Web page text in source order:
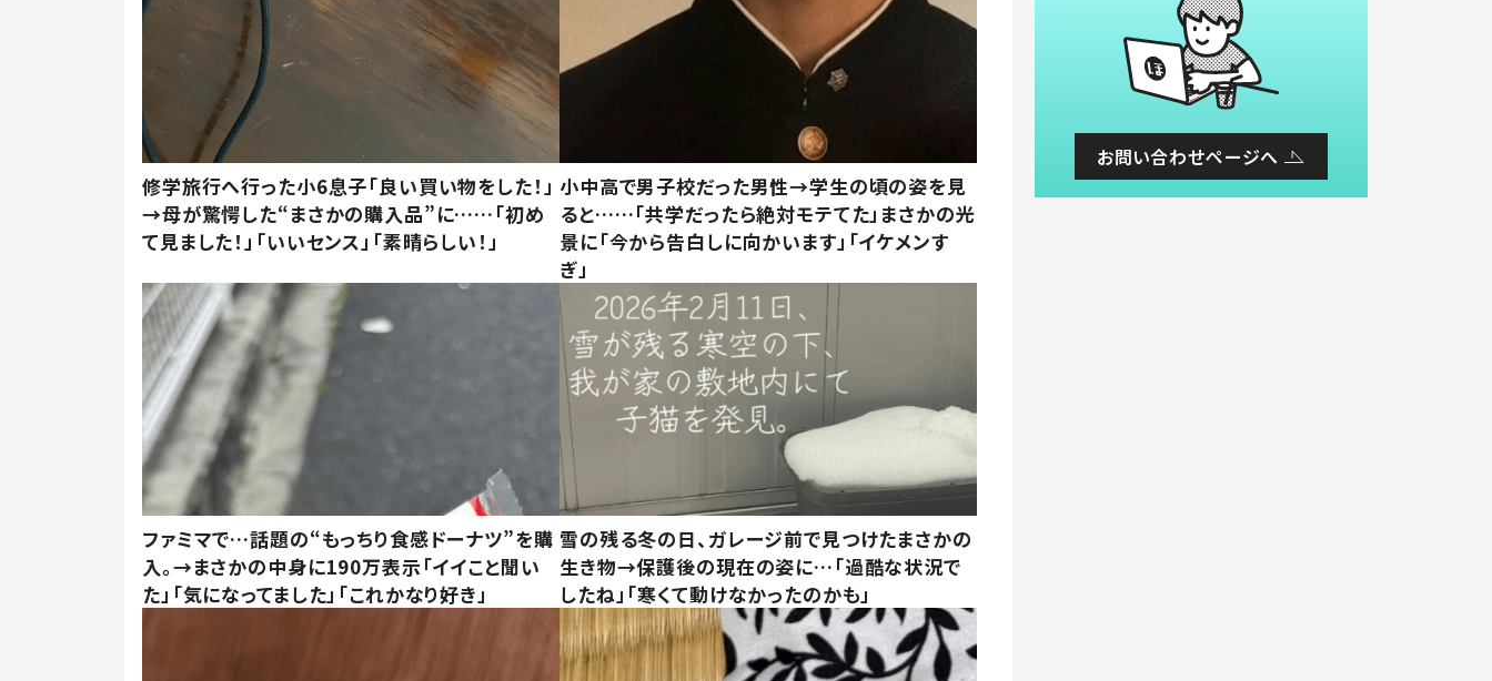
修学旅行へ行った小6息子「良い買い物をした！」
→母が驚愕した“まさかの購入品”に……「初め
て見ました！」「いいセンス」「素晴らしい！」
小中高で男子校だった男性→学生の頃の姿を見
ると……「共学だったら絶対モテてた」まさかの光
景に「今から告白しに向かいます」「イケメンす
ぎ」
ファミマで…話題の“もっちり食感ドーナツ”を購
入。→まさかの中身に190万表示「イイこと聞い
た」「気になってました」「これかなり好き」
雪の残る冬の日、ガレージ前で見つけたまさかの
生き物→保護後の現在の姿に…「過酷な状況で
したね」「寒くて動けなかったのかも」
お問い合わせページへ